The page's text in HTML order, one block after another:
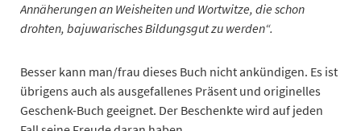
Annäherungen an Weisheiten und Wortwitze, die schon
drohten, bajuwarisches Bildungsgut zu werden“.
Besser kann man/frau dieses Buch nicht ankündigen. Es ist
übrigens auch als ausgefallenes Präsent und originelles
Geschenk-Buch geeignet. Der Beschenkte wird auf jeden